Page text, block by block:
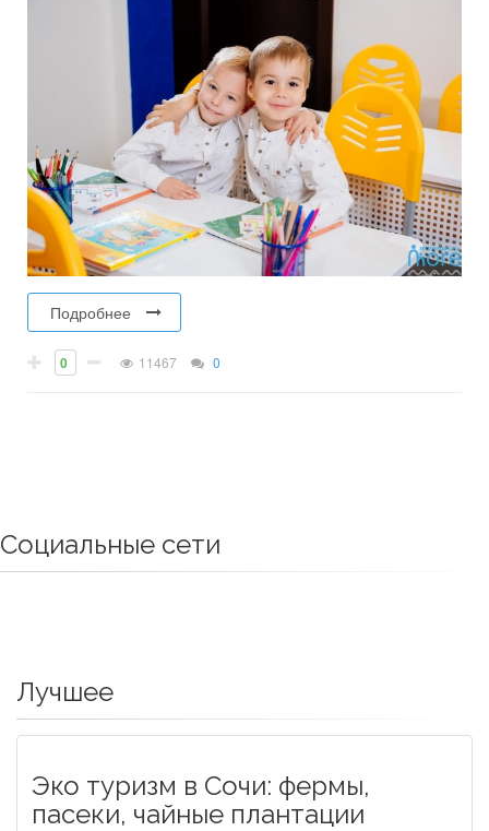
Подробнее
0 11467 0
Социальные сети
Лучшее
Эко туризм в Сочи: фермы,
пасеки, чайные плантации